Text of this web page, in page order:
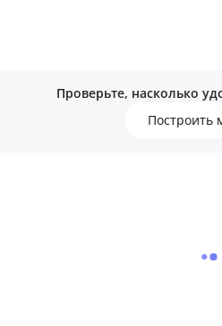
Проверьте, насколько
Построить